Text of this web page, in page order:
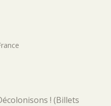
! (Billets